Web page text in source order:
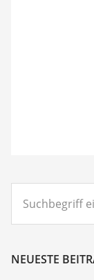
eingeben...
NEUESTE